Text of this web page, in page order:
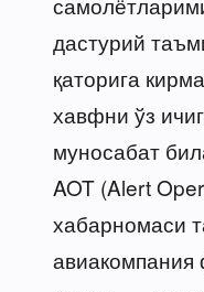
дастурий
қаторига
хавфни ўз
муносабат
AOT (Alert
хабарномаси
авиакомпания